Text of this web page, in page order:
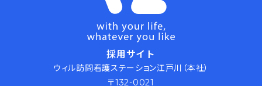
採用サイト
ウィル訪問看護ステーション江戸川（本社）
〒132-0021